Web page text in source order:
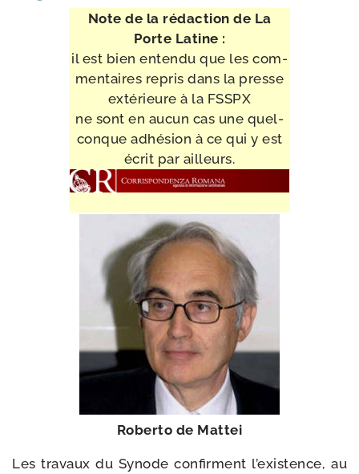
Note de la rédac­tion de La
Porte Latine :
il est bien enten­du que les com­
men­taires repris dans la presse
exté­rieure à la FSSPX
ne sont en aucun cas une quel­
conque adhé­sion à ce qui y est
écrit par ailleurs.
Roberto de Mattei
Les tra­vaux du Synode confirment l’existence, au